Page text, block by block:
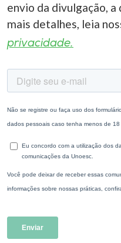
envio da divulgação,
mais detalhes, leia
privacidade.